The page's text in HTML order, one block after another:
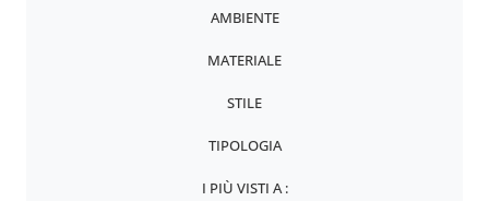
AMBIENTE
MATERIALE
STILE
TIPOLOGIA
I PIÙ VISTI A :